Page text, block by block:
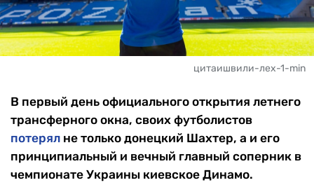
цитаишвили-лех-1-min
В первый день официального открытия летнего
трансферного окна, своих футболистов
потерял не только донецкий Шахтер, а и его
принципиальный и вечный главный соперник в
чемпионате Украины киевское Динамо.